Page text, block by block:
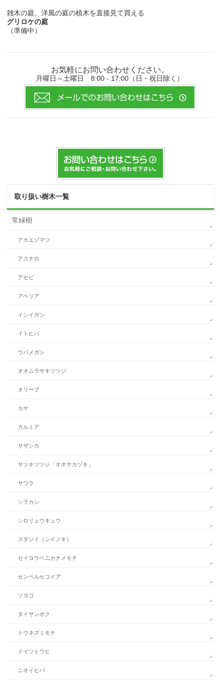
雑木の庭、洋風の庭の植木を直接見て買える
グリロケの庭
（準備中）
お気軽にお問い合わせください。
月曜日～土曜日 8:00 - 17:00（日・祝日除く）
取り扱い樹木一覧
常緑樹
アカエゾマツ
アスナロ
アセビ
アベリア
イシイガシ
イトヒバ
ウバメガシ
オオムラサキツツジ
オリーブ
カヤ
カルミア
サザンカ
サツキツツジ「オオサカヅキ」
サワラ
シラカシ
シロリュウキュウ
スダジイ（シイノキ）
セイヨウベニカナメモチ
センペルセコイア
ソヨゴ
タイサンボク
トウネズミモチ
ドイツトウヒ
ニオイヒバ